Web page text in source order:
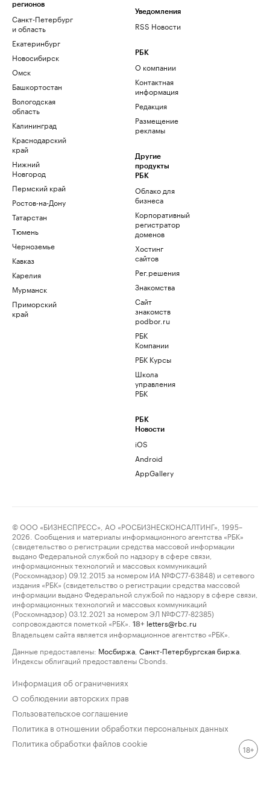
регионов
Санкт-Петербург
и область
Екатеринбург
Новосибирск
Омск
Башкортостан
Вологодская
область
Калининград
Краснодарский
край
Нижний
Новгород
Пермский край
Ростов-на-Дону
Татарстан
Тюмень
Черноземье
Кавказ
Карелия
Мурманск
Приморский
край
Уведомления
RSS Новости
РБК
О компании
Контактная
информация
Редакция
Размещение
рекламы
Другие
продукты
РБК
Облако для
бизнеса
Корпоративный
регистратор
доменов
Хостинг
сайтов
Рег.решения
Знакомства
Сайт
знакомств
podbor.ru
РБК
Компании
РБК Курсы
Школа
управления
РБК
РБК
Новости
iOS
Android
AppGallery
© ООО «БИЗНЕСПРЕСС», АО «РОСБИЗНЕСКОНСАЛТИНГ», 1995–
2026. Сообщения и материалы информационного агентства «РБК»
(свидетельство о регистрации средства массовой информации
выдано Федеральной службой по надзору в сфере связи,
информационных технологий и массовых коммуникаций
(Роскомнадзор) 09.12.2015 за номером ИА №ФС77-63848) и сетевого
издания «РБК» (свидетельство о регистрации средства массовой
информации выдано Федеральной службой по надзору в сфере связи,
информационных технологий и массовых коммуникаций
(Роскомнадзор) 03.12.2021 за номером ЭЛ №ФС77-82385)
сопровождаются пометкой «РБК».
18+ letters@rbc.ru
Владельцем сайта является информационное агентство «РБК».
Данные предоставлены: Мосбиржа Санкт-Петербургская биржа
Индексы облигаций предоставлены Cbonds.
Информация об ограничениях
О соблюдении авторских прав
Пользовательское соглашение
Политика в отношении обработки персональных данных
Политика обработки файлов cookie
18+